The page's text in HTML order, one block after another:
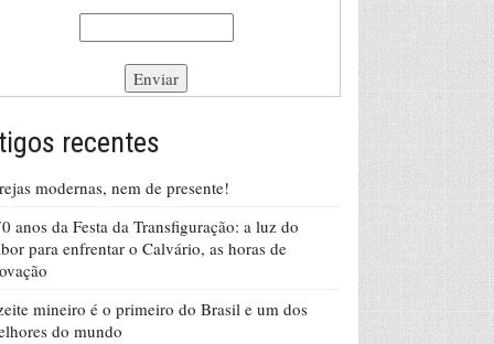
recentes
modernas, nem de presente!
anos da Festa da Transfiguração: a luz do
para enfrentar o Calvário, as horas de
mineiro é o primeiro do Brasil e um dos
do mundo